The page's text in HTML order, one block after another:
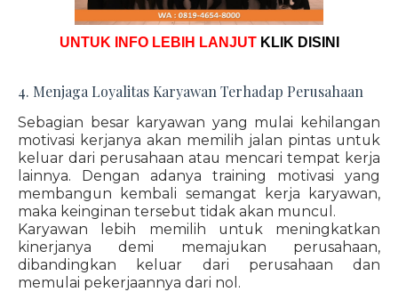
UNTUK INFO LEBIH LANJUT KLIK DISINI
4. Menjaga Loyalitas Karyawan Terhadap Perusahaan
Sebagian besar karyawan yang mulai kehilangan
motivasi kerjanya akan memilih jalan pintas untuk
keluar dari perusahaan atau mencari tempat kerja
lainnya. Dengan adanya training motivasi yang
membangun kembali semangat kerja karyawan,
maka keinginan tersebut tidak akan muncul.
Karyawan lebih memilih untuk meningkatkan
kinerjanya demi memajukan perusahaan,
dibandingkan keluar dari perusahaan dan
memulai pekerjaannya dari nol.